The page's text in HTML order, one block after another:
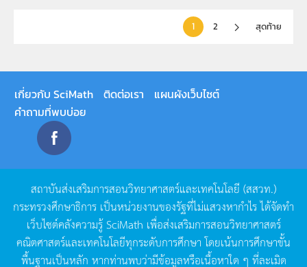
1 2 สุดท้าย
เกี่ยวกับ SciMath ติดต่อเรา
แผนผังเว็บไซต์
คำถามที่พบบ่อย
สถาบันส่งเสริมการสอนวิทยาศาสตร์และเทคโนโลยี (สสวท.)
กระทรวงศึกษาธิการ เป็นหน่วยงานของรัฐที่ไม่แสวงหากำไรได้จัดทำ
เว็บไซต์คลังความรู้SciMath เพื่อส่งเสริมการสอนวิทยาศาสตร์
คณิตศาสตร์และเทคโนโลยีทุกระดับการศึกษา โดยเน้นการศึกษาขั้น
พื้นฐานเป็นหลัก หากท่านพบว่ามีข้อมูลหรือเนื้อหาใด ๆ ที่ละเมิด